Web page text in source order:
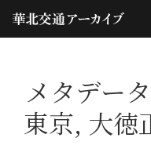
メタデー
東京, 大徳